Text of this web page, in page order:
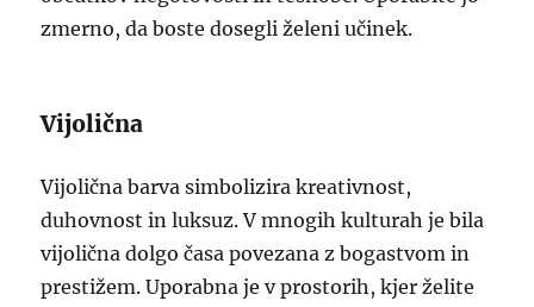
zmerno, da boste dosegli želeni učinek.
Vijolična
Vijolična barva simbolizira kreativnost,
duhovnost in luksuz. V mnogih kulturah je bila
vijolična dolgo časa povezana z bogastvom in
prestižem. Uporabna je v prostorih, kjer želite